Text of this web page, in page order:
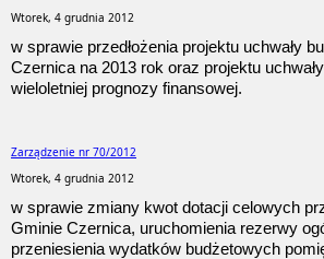
Wtorek, 4 grudnia 2012
w sprawie przedłożenia projektu uchwały
Czernica na 2013 rok oraz projektu
wieloletniej prognozy finansowej.
Zarządzenie nr 70/2012
Wtorek, 4 grudnia 2012
w sprawie zmiany kwot dotacji celowych
Gminie Czernica, uruchomienia rezerwy
przeniesienia wydatków budżetowych